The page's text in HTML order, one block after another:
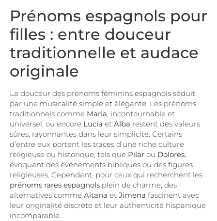
Prénoms espagnols pour
filles : entre douceur
traditionnelle et audace
originale
La douceur des prénoms féminins espagnols séduit
par une musicalité simple et élégante. Les prénoms
traditionnels comme Maria, incontournable et
universel, ou encore Lucia et Alba restent des valeurs
sûres, rayonnantes dans leur simplicité. Certains
d’entre eux portent les traces d’une riche culture
religieuse ou historique, tels que Pilar ou Dolores,
évoquant des événements bibliques ou des figures
religieuses. Cependant, pour ceux qui recherchent les
prénoms rares espagnols plein de charme, des
alternatives comme Aitana et Jimena fascinent avec
leur originalité discrète et leur authenticité hispanique
incomparable.